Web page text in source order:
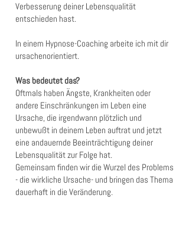
Verbesserung deiner Lebensqualität
entschieden hast.
In einem Hypnose-Coaching arbeite ich mit dir
ursachenorientiert.
Was bedeutet das?
Oftmals haben Ängste, Krankheiten oder
andere Einschränkungen im Leben eine
Ursache, die irgendwann plötzlich und
unbewußt in deinem Leben auftrat und jetzt
eine andauernde Beeinträchtigung deiner
Lebensqualität zur Folge hat.
Gemeinsam finden wir die Wurzel des Problems
- die wirkliche Ursache- und bringen das Thema
dauerhaft in die Veränderung.